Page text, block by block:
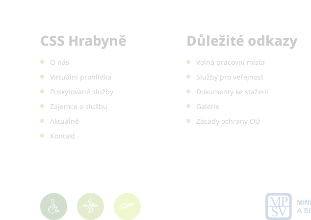
CSS Hrabyně
O nás
Virtuální prohlídka
Poskytované služby
Zájemce o službu
Aktuálně
Kontakt
Důležité odkazy
Volná pracovní místa
Služby pro veřejnost
Dokumenty ke stažení
Galerie
Zásady ochrany OÚ